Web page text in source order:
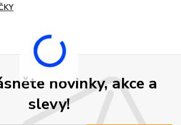
novinky, akce a
slevy!